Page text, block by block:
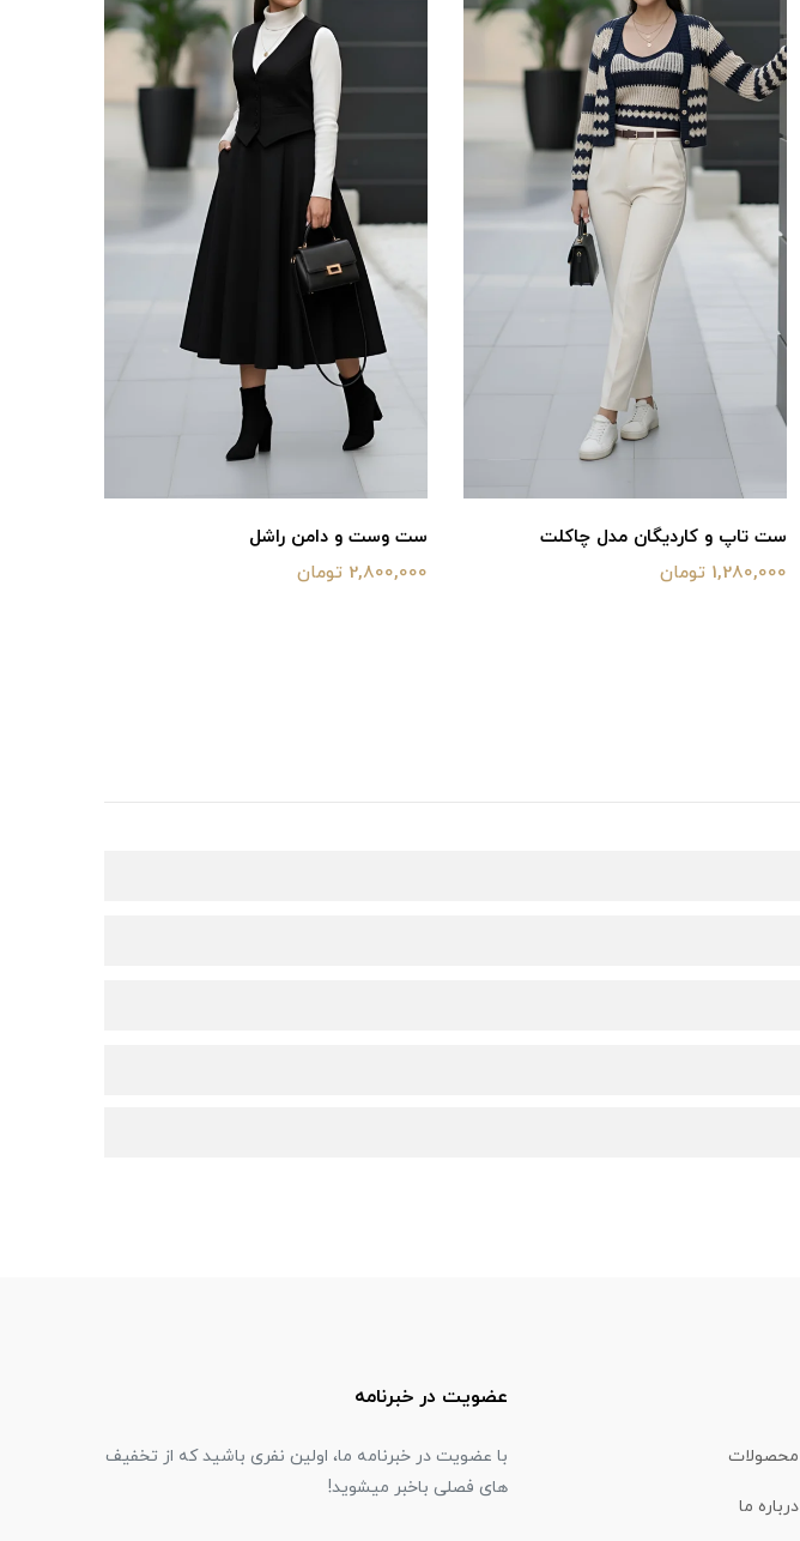
ست تاپ و کاردیگان مدل چاکلت
1,280,000 تومان
ست وست و دامن راشل
2,800,000 تومان
محصولات
درباره ما
عضویت در خبرنامه
با عضویت در خبرنامه ما، اولین نفری باشید که از تخفیف
های فصلی باخبر میشوید!